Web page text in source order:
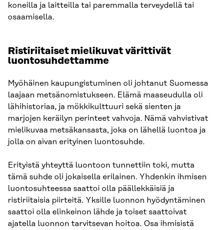
koneilla ja laitteilla tai paremmalla terveydellä tai
osaamisella.
Ristiriitaiset mielikuvat värittivät
luontosuhdettamme
Myöhäinen kaupungistuminen oli johtanut Suomessa
laajaan metsänomistukseen. Elämä maaseudulla oli
lähihistoriaa, ja mökkikulttuuri sekä sienten ja
marjojen keräilyn perinteet vahvoja. Nämä vahvistivat
mielikuvaa metsäkansasta, joka on lähellä luontoa ja
jolla on aivan erityinen luontosuhde.
Erityistä yhteyttä luontoon tunnettiin toki, mutta
tämä suhde oli jokaisella erilainen. Yhdenkin ihmisen
luontosuhteessa saattoi olla päällekkäisiä ja
ristiriitaisia piirteitä. Yksille luonnon hyödyntäminen
saattoi olla elinkeinon lähde ja toiset saattoivat
ajatella luonnon tarvitsevan hoitoa. Osa ihmisistä